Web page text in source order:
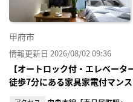
甲府市
情報更新日 2026/08/02 09:36
【オートロック付・エレベー
徒歩7分にある家具家電付マン